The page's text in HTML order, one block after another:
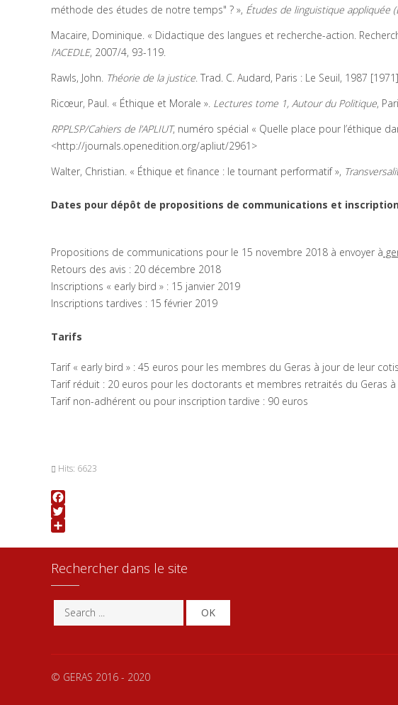
méthode des études de notre temps" ? », Études de linguistique appliquée
Macaire, Dominique. « Didactique des langues et recherche-action.
l’ACEDLE, 2007/4, 93-119.
Rawls, John. Théorie de la justice. Trad. C. Audard, Paris : Le Seuil, 1987
Ricœur, Paul. « Éthique et Morale ». Lectures tome 1, Autour du Politique,
RPPLSP/Cahiers de l’APLIUT, numéro spécial « Quelle place pour l’éthique
<http://journals.openedition.org/apliut/2961>
Walter, Christian. « Éthique et finance : le tournant performatif »,
Dates pour dépôt de propositions de communications et
Propositions de communications pour le 15 novembre 2018 à envoyer à
Retours des avis : 20 décembre 2018
Inscriptions « early bird » : 15 janvier 2019
Inscriptions tardives : 15 février 2019
Tarifs
Tarif « early bird » : 45 euros pour les membres du Geras à jour de leur
Tarif réduit : 20 euros pour les doctorants et membres retraités du Geras
Tarif non-adhérent ou pour inscription tardive : 90 euros
Hits: 6623
Facebook
Twitter
Rechercher dans le site
OK
© GERAS 2016 - 2020